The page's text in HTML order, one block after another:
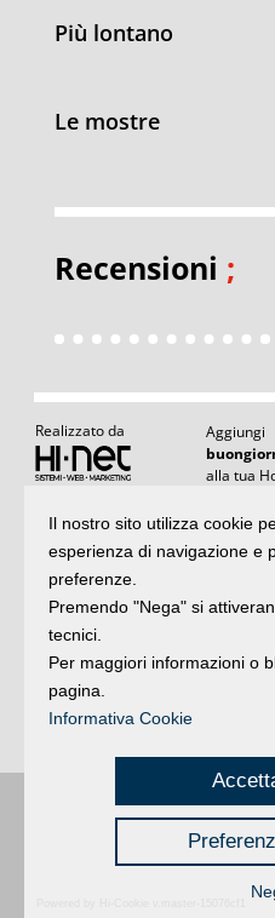
Più lontano
Le mostre
Recensioni ;
Realizzato da
Aggiungi
alla tua
Articoli
e rubriche IArticoli: il
Argomenti:
Iscrivitialla newsletter
é una testata
registrazione n. 2 /28/02/
Il nostro sito utilizza cookie
esperienza di navigazione e
preferenze.
Premendo "Nega" si
tecnici.
Per maggiori informazioni o
pagina.
Informativa Cookie